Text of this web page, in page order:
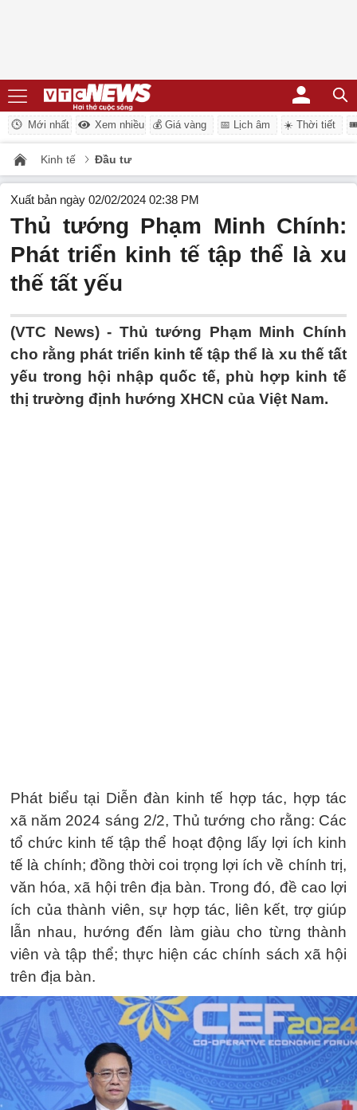
Mới nhất Xem nhiều 💰 Giá vàng 📅 Lịch âm ☀️ Thời tiết
Kinh tế Đầu tư
Xuất bản ngày 02/02/2024 02:38 PM
Thủ tướng Phạm Minh Chính:
Phát triển kinh tế tập thể là xu
thế tất yếu
(VTC News) - Thủ tướng Phạm Minh Chính
cho rằng phát triển kinh tế tập thể là xu thế tất
yếu trong hội nhập quốc tế, phù hợp kinh tế
thị trường định hướng XHCN của Việt Nam.
Phát biểu tại Diễn đàn kinh tế hợp tác, hợp tác
xã năm 2024 sáng 2/2, Thủ tướng cho rằng: Các
tổ chức kinh tế tập thể hoạt động lấy lợi ích kinh
tế là chính; đồng thời coi trọng lợi ích về chính trị,
văn hóa, xã hội trên địa bàn. Trong đó, đề cao lợi
ích của thành viên, sự hợp tác, liên kết, trợ giúp
lẫn nhau, hướng đến làm giàu cho từng thành
viên và tập thể; thực hiện các chính sách xã hội
trên địa bàn.